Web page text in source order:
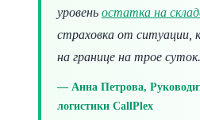
уровень остатка на
страховка от ситуации,
на границе на трое
Анна Петрова,
логистики CallPlex